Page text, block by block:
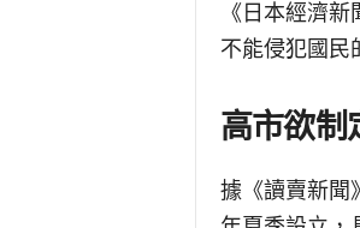
《日本經濟
不能侵犯國民
高市欲制
據《讀賣新聞